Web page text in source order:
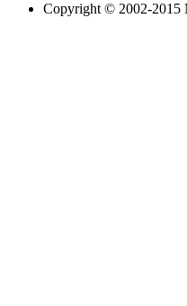
Copyright © 2002-2015